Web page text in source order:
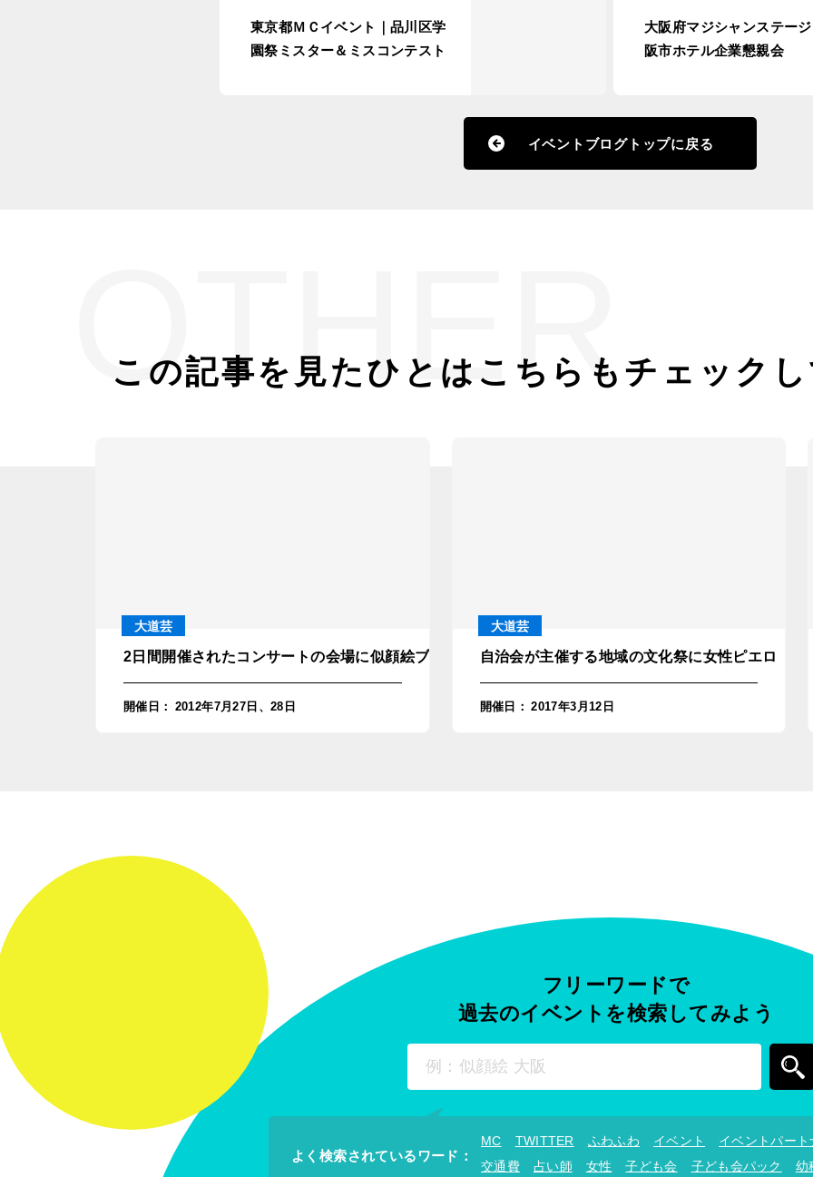
東京都ＭＣイベント｜品川区学
園祭ミスター＆ミスコンテスト
大阪府マジシャンステー
阪市ホテル企業懇親会
イベントブログトップに戻る
OTHER
この記事を見たひとは こちらもチェック
大道芸
2日間開催されたコンサートの会場に似顔絵ブースを設置！in神奈川・葉山町
開催日 ： 2012年7月27日、28日
大道芸
自治会が主催する地域の文化祭に女性ピエロ（
開催日 ： 2017年3月12日
フリーワードで
過去のイベントを検索してみよう
よく検索されているワード ：
MC TWITTER ふわふわ イベント
イベントパート
交通費
占い師 女性 子ども会 子ども会パック 幼